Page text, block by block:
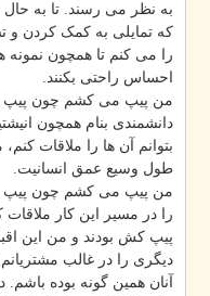
به نظر می رسند. تا به حال
که تمایلی به کمک کردن و
را می کنم تا همچون نمونه های
احساس راحتی بکنند.
من پیپ می کشم چون پیپ رابط
دانشمندی بنام همچون انیشتین
بتوانم آن ها را ملاقات کنم،
طول وسیع عمق انسانیت.
من پیپ می کشم چون پیپ رابط
را در مسیر این کار ملاقات
پیپ کش بودند و من این اقبال
دیگری را در غالب مشتریانم
آنان همین گونه بوده باشم. در